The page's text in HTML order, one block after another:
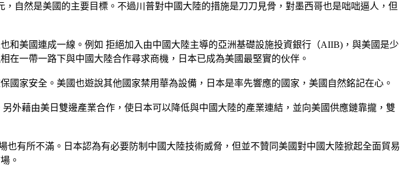
自然是美國的主要目標。不過川普對中國大陸的措施是刀刀見骨，對墨西哥也是咄咄逼人，但
美國連成一線。例如 拒絕加入由中國大陸主導的亞洲基礎設施投資銀行（AIIB)，與美國是少
在一帶一路下與中國大陸合作尋求商機，日本已成為美國最堅實的伙伴。
家安全。美國也遊說其他國家禁用華為設備，日本是率先響應的國家，美國自然銘記在心。
外藉由美日雙邊產業合作，使日本可以降低與中國大陸的產業連結，並向美國供應鏈靠攏，雙
有所不滿。日本認為有必要防制中國大陸技術威脅，但並不贊同美國對中國大陸掀起全面貿易
。